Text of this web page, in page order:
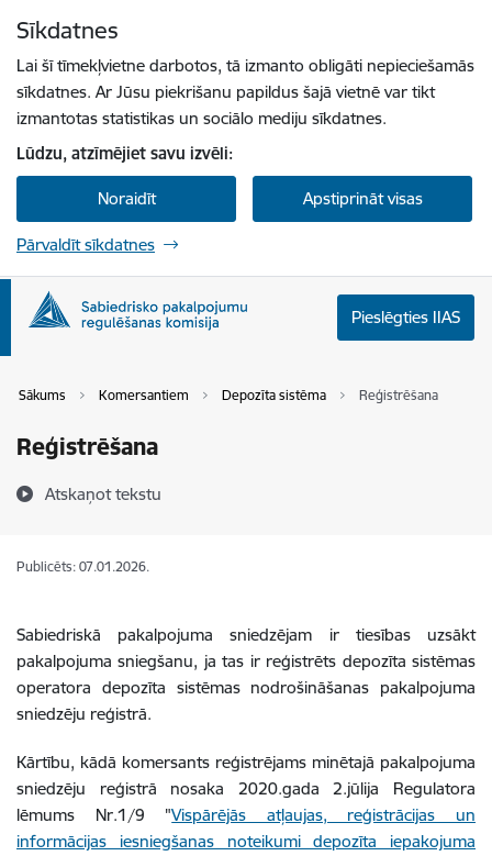
Sīkdatnes
Lai šī tīmekļvietne darbotos, tā izmanto obligāti nepieciešamās
sīkdatnes. Ar Jūsu piekrišanu papildus šajā vietnē var tikt
izmantotas statistikas un sociālo mediju sīkdatnes.
Lūdzu, atzīmējiet savu izvēli:
Noraidīt Apstiprināt visas
Pārvaldīt sīkdatnes
Pieslēgties IIAS
Sākums Komersantiem Depozīta sistēma Reģistrēšana
Reģistrēšana
Atskaņot tekstu
Publicēts: 07.01.2026.
Sabiedriskā pakalpojuma sniedzējam ir tiesības uzsākt
pakalpojuma sniegšanu, ja tas ir reģistrēts depozīta sistēmas
operatora depozīta sistēmas nodrošināšanas pakalpojuma
sniedzēju reģistrā.
Kārtību, kādā komersants reģistrējams minētajā pakalpojuma
sniedzēju reģistrā nosaka 2020.gada 2.jūlija Regulatora
lēmums Nr.1/9 "Vispārējās atļaujas, reģistrācijas un
informācijas iesniegšanas noteikumi depozīta iepakojuma